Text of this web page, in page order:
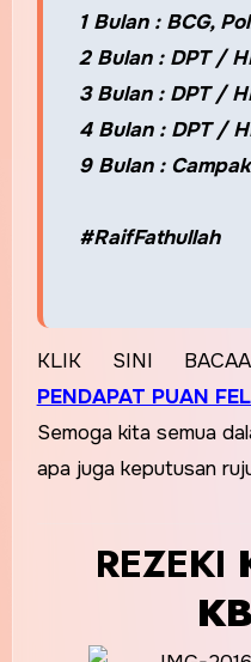
1 Bulan : BCG,
2 Bulan : DPT /
3 Bulan : DPT /
4 Bulan : DPT /
9 Bulan :
#RaifFathullah
KLIK SINI
PENDAPAT PUAN
Semoga kita semua
apa juga keputusan
REZEKI